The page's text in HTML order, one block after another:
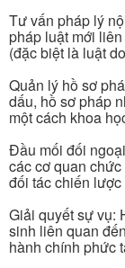
Tư vấn pháp lý
pháp luật mới
(đặc biệt là luật
Quản lý hồ sơ
dấu, hồ sơ pháp
một cách khoa
Đầu mối đối
các cơ quan
đối tác chiến
Giải quyết sự vụ:
sinh liên quan
hành chính phức